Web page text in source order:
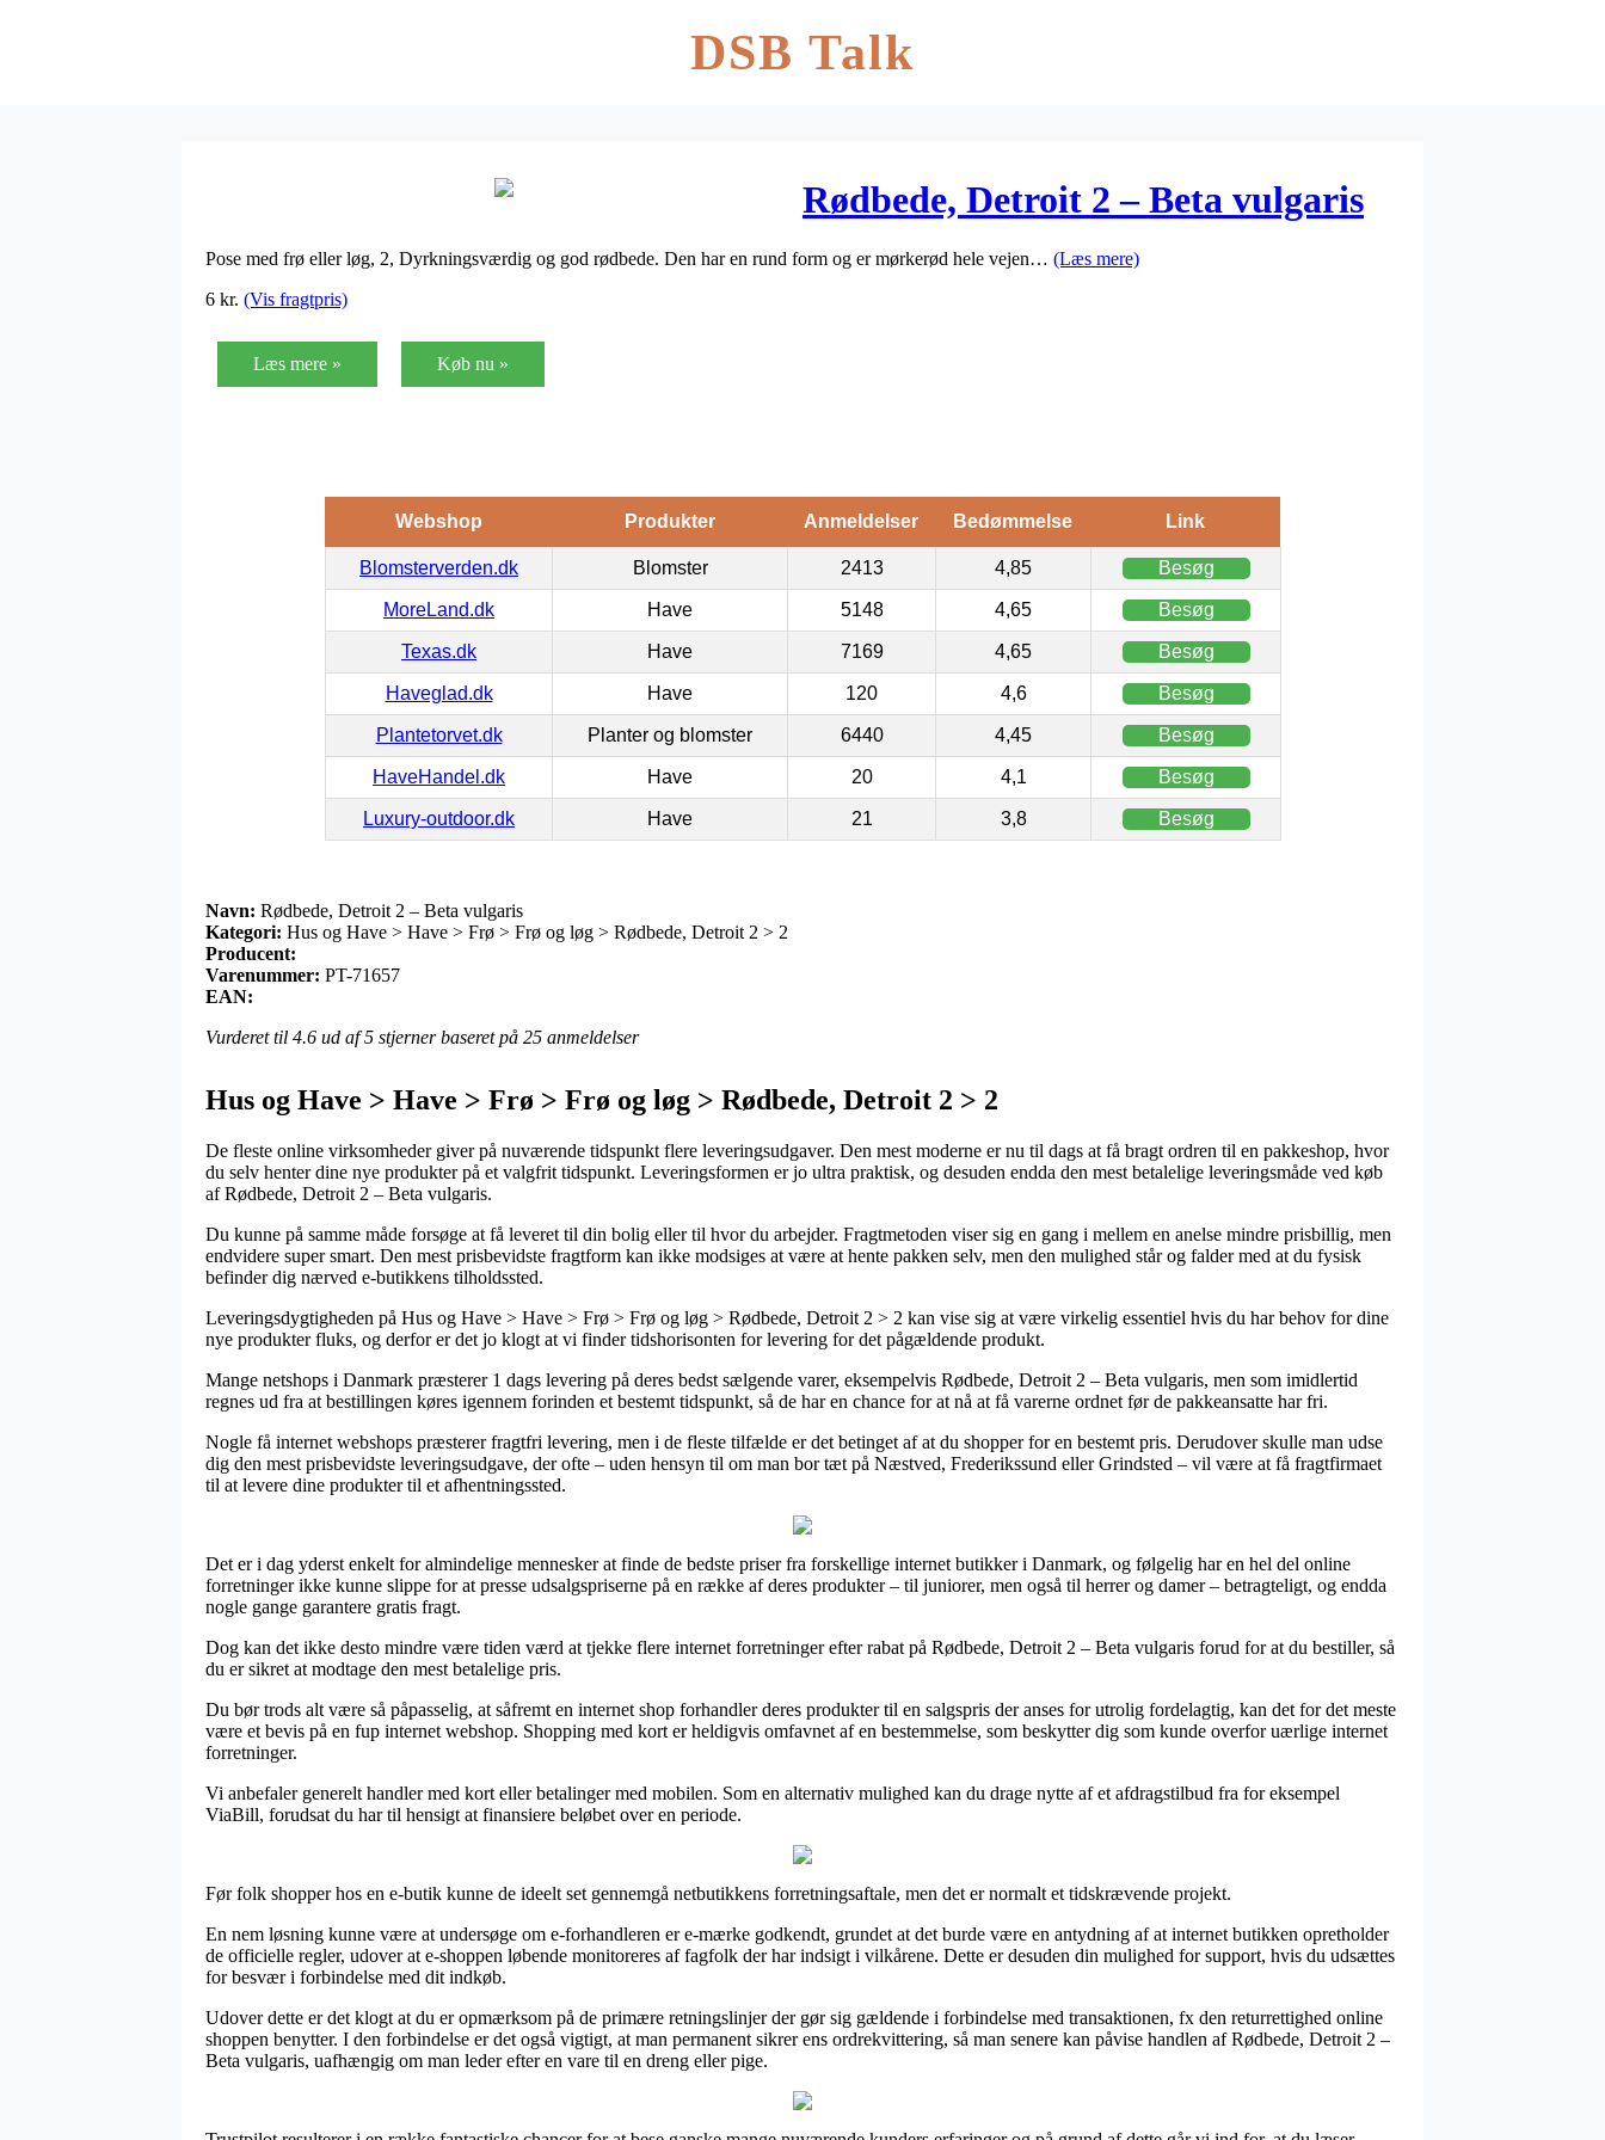
DSB Talk
Rødbede, Detroit 2 – Beta vulgaris
Pose med frø eller løg, 2, Dyrkningsværdig og god rødbede. Den har en rund form og er mørkerød hele vejen… (Læs mere)
6 kr. (Vis fragtpris)
Læs mere » Køb nu »
Webshop Produkter Anmeldelser Bedømmelse Link
Blomsterverden.dk Blomster 2413 4,85 Besøg
MoreLand.dk Have 5148 4,65 Besøg
Texas.dk Have 7169 4,65 Besøg
Haveglad.dk Have 120 4,6 Besøg
Plantetorvet.dk Planter og blomster 6440 4,45 Besøg
HaveHandel.dk Have 20 4,1 Besøg
Luxury-outdoor.dk Have 21 3,8 Besøg
Navn: Rødbede, Detroit 2 – Beta vulgaris
Kategori: Hus og Have > Have > Frø > Frø og løg > Rødbede, Detroit 2 > 2
Producent:
Varenummer: PT-71657
EAN:
Vurderet til 4.6 ud af 5 stjerner baseret på 25 anmeldelser
Hus og Have > Have > Frø > Frø og løg > Rødbede, Detroit 2 > 2
De fleste online virksomheder giver på nuværende tidspunkt flere leveringsudgaver. Den mest moderne er nu til dags at få bragt ordren til en pakkeshop, hvor
du selv henter dine nye produkter på et valgfrit tidspunkt. Leveringsformen er jo ultra praktisk, og desuden endda den mest betalelige leveringsmåde ved køb
af Rødbede, Detroit 2 – Beta vulgaris.
Du kunne på samme måde forsøge at få leveret til din bolig eller til hvor du arbejder. Fragtmetoden viser sig en gang i mellem en anelse mindre prisbillig, men
endvidere super smart. Den mest prisbevidste fragtform kan ikke modsiges at være at hente pakken selv, men den mulighed står og falder med at du fysisk
befinder dig nærved e-butikkens tilholdssted.
Leveringsdygtigheden på Hus og Have > Have > Frø > Frø og løg > Rødbede, Detroit 2 > 2 kan vise sig at være virkelig essentiel hvis du har behov for dine
nye produkter fluks, og derfor er det jo klogt at vi finder tidshorisonten for levering for det pågældende produkt.
Mange netshops i Danmark præsterer 1 dags levering på deres bedst sælgende varer, eksempelvis Rødbede, Detroit 2 – Beta vulgaris, men som imidlertid
regnes ud fra at bestillingen køres igennem forinden et bestemt tidspunkt, så de har en chance for at nå at få varerne ordnet før de pakkeansatte har fri.
Nogle få internet webshops præsterer fragtfri levering, men i de fleste tilfælde er det betinget af at du shopper for en bestemt pris. Derudover skulle man udse
dig den mest prisbevidste leveringsudgave, der ofte – uden hensyn til om man bor tæt på Næstved, Frederikssund eller Grindsted – vil være at få fragtfirmaet
til at levere dine produkter til et afhentningssted.
Det er i dag yderst enkelt for almindelige mennesker at finde de bedste priser fra forskellige internet butikker i Danmark, og følgelig har en hel del online
forretninger ikke kunne slippe for at presse udsalgspriserne på en række af deres produkter – til juniorer, men også til herrer og damer – betragteligt, og endda
nogle gange garantere gratis fragt.
Dog kan det ikke desto mindre være tiden værd at tjekke flere internet forretninger efter rabat på Rødbede, Detroit 2 – Beta vulgaris forud for at du bestiller, så
du er sikret at modtage den mest betalelige pris.
Du bør trods alt være så påpasselig, at såfremt en internet shop forhandler deres produkter til en salgspris der anses for utrolig fordelagtig, kan det for det meste
være et bevis på en fup internet webshop. Shopping med kort er heldigvis omfavnet af en bestemmelse, som beskytter dig som kunde overfor uærlige internet
forretninger.
Vi anbefaler generelt handler med kort eller betalinger med mobilen. Som en alternativ mulighed kan du drage nytte af et afdragstilbud fra for eksempel
ViaBill, forudsat du har til hensigt at finansiere beløbet over en periode.
Før folk shopper hos en e-butik kunne de ideelt set gennemgå netbutikkens forretningsaftale, men det er normalt et tidskrævende projekt.
En nem løsning kunne være at undersøge om e-forhandleren er e-mærke godkendt, grundet at det burde være en antydning af at internet butikken opretholder
de officielle regler, udover at e-shoppen løbende monitoreres af fagfolk der har indsigt i vilkårene. Dette er desuden din mulighed for support, hvis du udsættes
for besvær i forbindelse med dit indkøb.
Udover dette er det klogt at du er opmærksom på de primære retningslinjer der gør sig gældende i forbindelse med transaktionen, fx den returrettighed online
shoppen benytter. I den forbindelse er det også vigtigt, at man permanent sikrer ens ordrekvittering, så man senere kan påvise handlen af Rødbede, Detroit 2 –
Beta vulgaris, uafhængig om man leder efter en vare til en dreng eller pige.